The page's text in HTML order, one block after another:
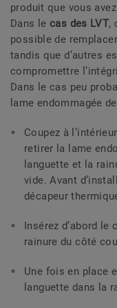
produit que vous
Dans lecas des LVT,
possible de
tandis que d’autres
compromettre
Dans le cas peu
lame endommagée
Coupez à
retirer la lame
languette et la
vide. Avant
décapeur
Insérez d’abord le
rainure du côté
Une fois en place
languette dans la